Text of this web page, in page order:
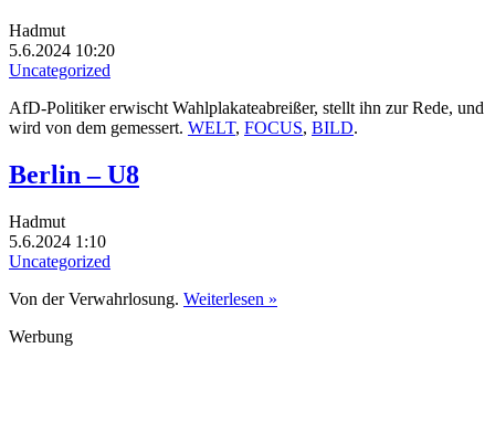
Hadmut
5.6.2024 10:20
Uncategorized
AfD-Politiker erwischt Wahlplakateabreißer, stellt ihn zur Rede, und
wird von dem gemessert. WELT, FOCUS, BILD.
Berlin – U8
Hadmut
5.6.2024 1:10
Uncategorized
Von der Verwahrlosung. Weiterlesen »
Werbung